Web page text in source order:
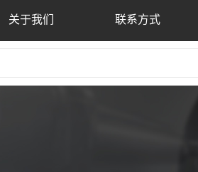
关于我们 联系方式